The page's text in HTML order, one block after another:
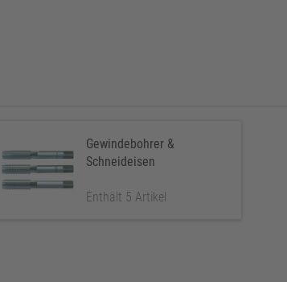
Gewindebohrer &
Schneideisen
Enthält 5 Artikel